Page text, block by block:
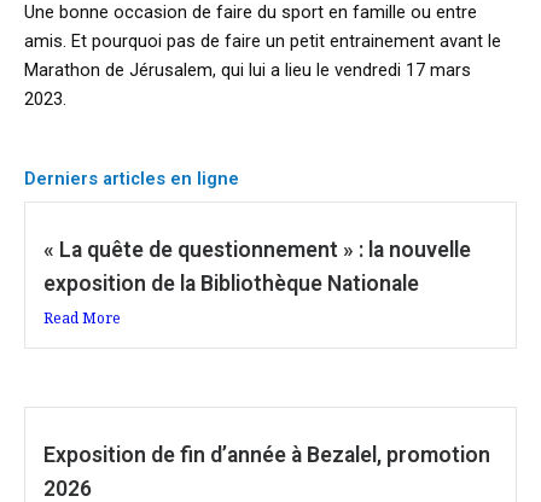
Une bonne occasion de faire du sport en famille ou entre
amis. Et pourquoi pas de faire un petit entrainement avant le
Marathon de Jérusalem, qui lui a lieu le vendredi 17 mars
2023.
Derniers articles en ligne
« La quête de questionnement » : la nouvelle
exposition de la Bibliothèque Nationale
Read More
Exposition de fin d’année à Bezalel, promotion
2026